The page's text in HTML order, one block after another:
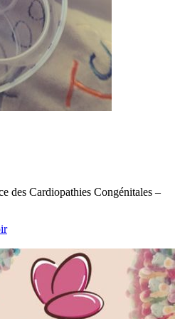
des Cardiopathies Congénitales –